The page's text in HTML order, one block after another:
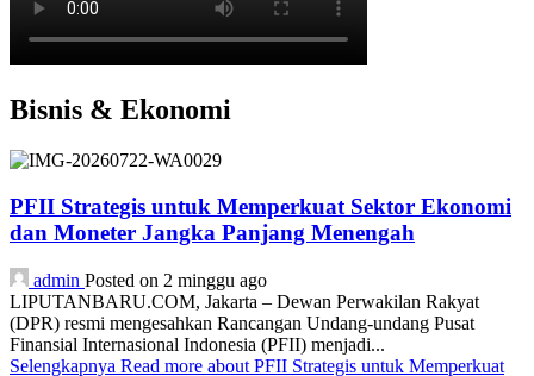
Bisnis & Ekonomi
PFII Strategis untuk Memperkuat Sektor Ekonomi
dan Moneter Jangka Panjang Menengah
admin Posted on 2 minggu ago
LIPUTANBARU.COM, Jakarta – Dewan Perwakilan Rakyat
(DPR) resmi mengesahkan Rancangan Undang-undang Pusat
Finansial Internasional Indonesia (PFII) menjadi...
Selengkapnya Read more about PFII Strategis untuk Memperkuat